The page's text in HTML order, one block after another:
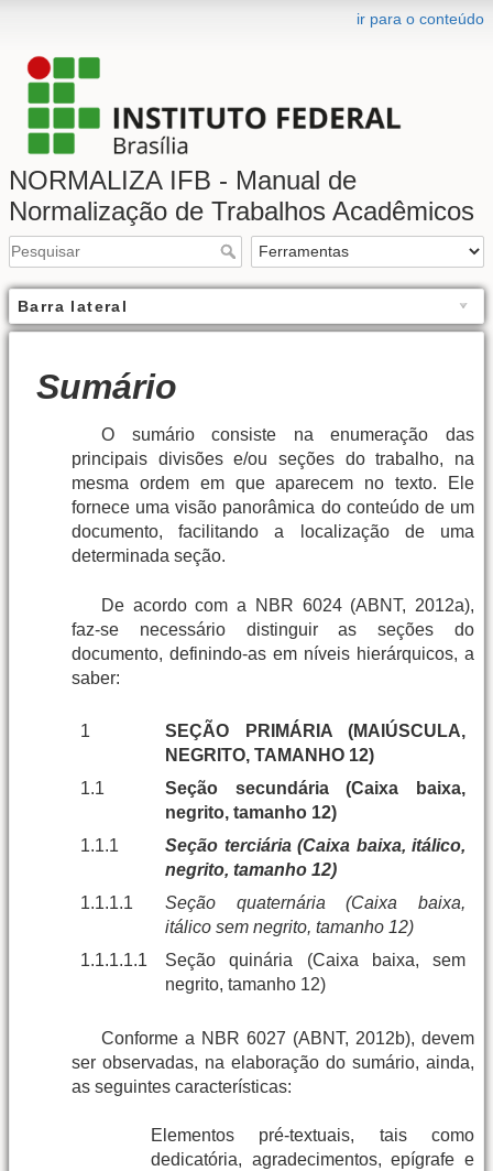
ir para o conteúdo
NORMALIZA IFB - Manual de
Normalização de Trabalhos Acadêmicos
Barra lateral
Sumário
O sumário consiste na enumeração das
principais divisões e/ou seções do trabalho, na
mesma ordem em que aparecem no texto. Ele
fornece uma visão panorâmica do conteúdo de um
documento, facilitando a localização de uma
determinada seção.
De acordo com a NBR 6024 (ABNT, 2012a),
faz-se necessário distinguir as seções do
documento, definindo-as em níveis hierárquicos, a
saber:
1
SEÇÃO PRIMÁRIA (MAIÚSCULA,
NEGRITO, TAMANHO 12)
1.1
Seção secundária (Caixa baixa,
negrito, tamanho 12)
1.1.1
Seção terciária (Caixa baixa, itálico,
negrito, tamanho 12)
1.1.1.1
Seção quaternária (Caixa baixa,
itálico sem negrito, tamanho 12)
1.1.1.1.1
Seção quinária (Caixa baixa, sem
negrito, tamanho 12)
Conforme a NBR 6027 (ABNT, 2012b), devem
ser observadas, na elaboração do sumário, ainda,
as seguintes características:
Elementos pré-textuais, tais como
dedicatória, agradecimentos, epígrafe e